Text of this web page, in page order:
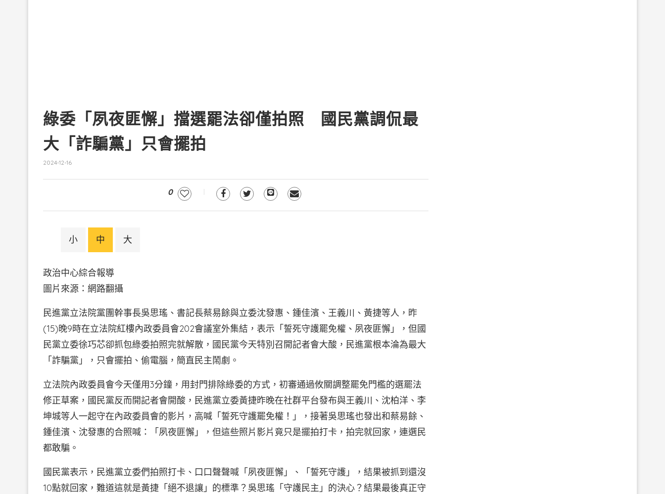
綠委「夙夜匪懈」擋選罷法卻僅拍照 國民黨調侃最
大「詐騙黨」只會擺拍
2024-12-16
0
小 中 大
政治中心綜合報導
圖片來源：網路翻攝
民進黨立法院黨團幹事長吳思瑤、書記長蔡易餘與立委沈發惠、鍾佳濱、王義川、黃捷等人，昨
(15)晚9時在立法院紅樓內政委員會202會議室外集結，表示「誓死守護罷免權、夙夜匪懈」，但國
民黨立委徐巧芯卻抓包綠委拍照完就解散，國民黨今天特別召開記者會大酸，民進黨根本淪為最大
「詐騙黨」，只會擺拍、偷電腦，簡直民主鬧劇。
立法院內政委員會今天僅用3分鐘，用封門排除綠委的方式，初審通過攸關調整罷免門檻的選罷法
修正草案，國民黨反而開記者會開酸，民進黨立委黃捷昨晚在社群平台發布與王義川、沈柏洋、李
坤城等人一起守在內政委員會的影片，高喊「誓死守護罷免權！」，接著吳思瑤也發出和蔡易餘、
鍾佳濱、沈發惠的合照喊：「夙夜匪懈」，但這些照片影片竟只是擺拍打卡，拍完就回家，連選民
都敢騙。
國民黨表示，民進黨立委們拍照打卡、口口聲聲喊「夙夜匪懈」、「誓死守護」，結果被抓到還沒
10點就回家，難道這就是黃捷「絕不退讓」的標準？吳思瑤「守護民主」的決心？結果最後真正守